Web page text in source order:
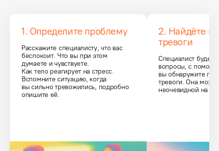
1. Определите проблему
Расскажите специалисту, что вас
беспокоит. Что вы при этом
думаете и чувствуете.
Как тело реагирует на стресс.
Вспомните ситуацию, когда
вы сильно тревожились, подробно
опишите её.
2. Найдёте
тревоги
Специалист будет
вопросы, с
вы обнаружите
тревоги. Она
неочевидной на